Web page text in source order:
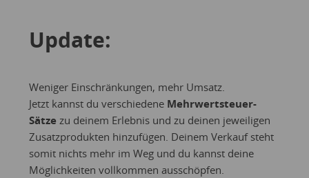
Update:
Weniger Einschränkungen, mehr Umsatz.
Jetzt kannst du verschiedene Mehrwertsteuer-
Sätzezu deinem Erlebnis und zu deinen jeweiligen
Zusatzprodukten hinzufügen. Deinem Verkauf steht
somit nichts mehr im Weg und du kannst deine
Möglichkeiten vollkommen ausschöpfen.